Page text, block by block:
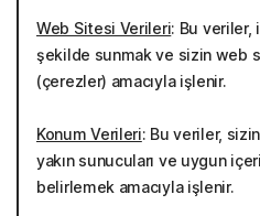
Web Sitesi Verileri: Bu veriler,
şekilde sunmak ve sizin web
(çerezler) amacıyla işlenir.
Konum Verileri: Bu veriler,
yakın sunucuları ve uygun
belirlemek amacıyla işlenir.